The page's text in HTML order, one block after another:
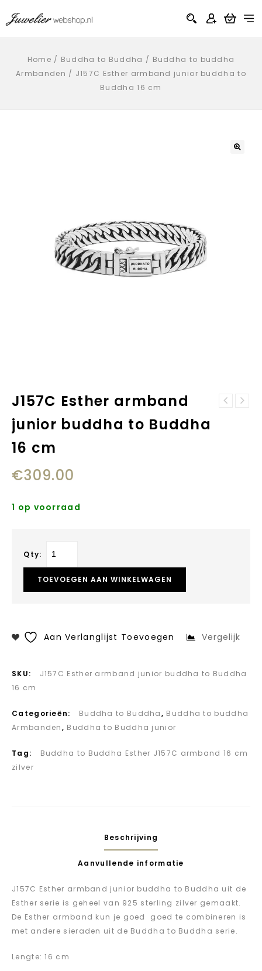
Home / Buddha to Buddha / Buddha to buddha
Armbanden / J157C Esther armband junior buddha to
Buddha 16 cm
J157C Esther armband
junior buddha to Buddha
16 cm
€309.00
1 op voorraad
Qty:
TOEVOEGEN AAN WINKELWAGEN
Aan Verlanglijst Toevoegen Vergelijk
SKU:
J157C Esther armband junior buddha to Buddha
16 cm
Categorieën: Buddha to Buddha, Buddha to buddha
Armbanden, Buddha to Buddha junior
Tag:
Buddha to Buddha Esther J157C armband 16 cm
zilver
Beschrijving
Aanvullende informatie
J157C Esther armband junior buddha to Buddha uit de
Esther serie is geheel van 925 sterling zilver gemaakt.
De Esther armband kun je goed goed te combineren is
met andere sieraden uit de Buddha to Buddha serie.
Lengte: 16 cm